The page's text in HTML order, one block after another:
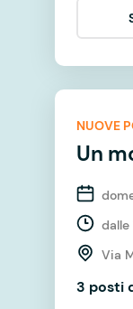
NUOVE
Un
dalle
Via
3 posti